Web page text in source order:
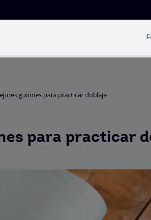
guiones para practicar doblaje
para practicar